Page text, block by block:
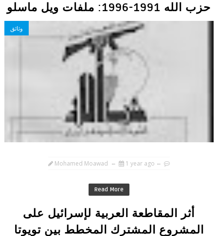
حزب الله 1991-1996: ملفات ويل ماسلو
وثائق
Mohamed Moawad 1 year ago
Read More
أثر المقاطعة العربية لإسرائيل على
المشروع المشترك المخطط بين تويوتا